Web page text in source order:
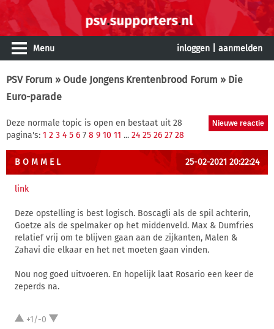
Menu inloggen aanmelden
PSV Forum » Oude Jongens Krentenbrood Forum » Die
Euro-parade
Deze normale topic is open en bestaat uit 28
pagina's: 1 2 3 4 5 6 7 8 9 10 11 ... 24 25 26 27 28
B O M M E L 25-02-2021 20:22:24
link
Deze opstelling is best logisch. Boscagli als de spil achterin,
Goetze als de spelmaker op het middenveld. Max & Dumfries
relatief vrij om te blijven gaan aan de zijkanten, Malen &
Zahavi die elkaar en het net moeten gaan vinden.
Nou nog goed uitvoeren. En hopelijk laat Rosario een keer de
zeperds na.
+1/-0